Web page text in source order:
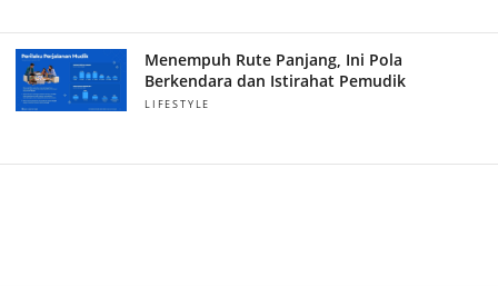
Menempuh Rute Panjang, Ini Pola
Berkendara dan Istirahat Pemudik
LIFESTYLE